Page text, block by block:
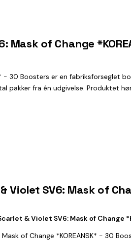
of Change
- 30 Boosters er en fabriksforseglet
fra én udgivelse. Produktet
SV6: Mask of
& Violet SV6: Mask of Change
of Change *KOREANSK* - 30